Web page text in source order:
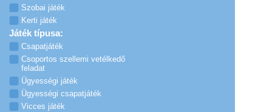
Szobai játék
Kerti játék
Játék típusa:
Csapatjáték
Csoportos szellemi vetélkedő
feladat
Ügyességi játék
Ügyességi csapatjáték
Vicces játék